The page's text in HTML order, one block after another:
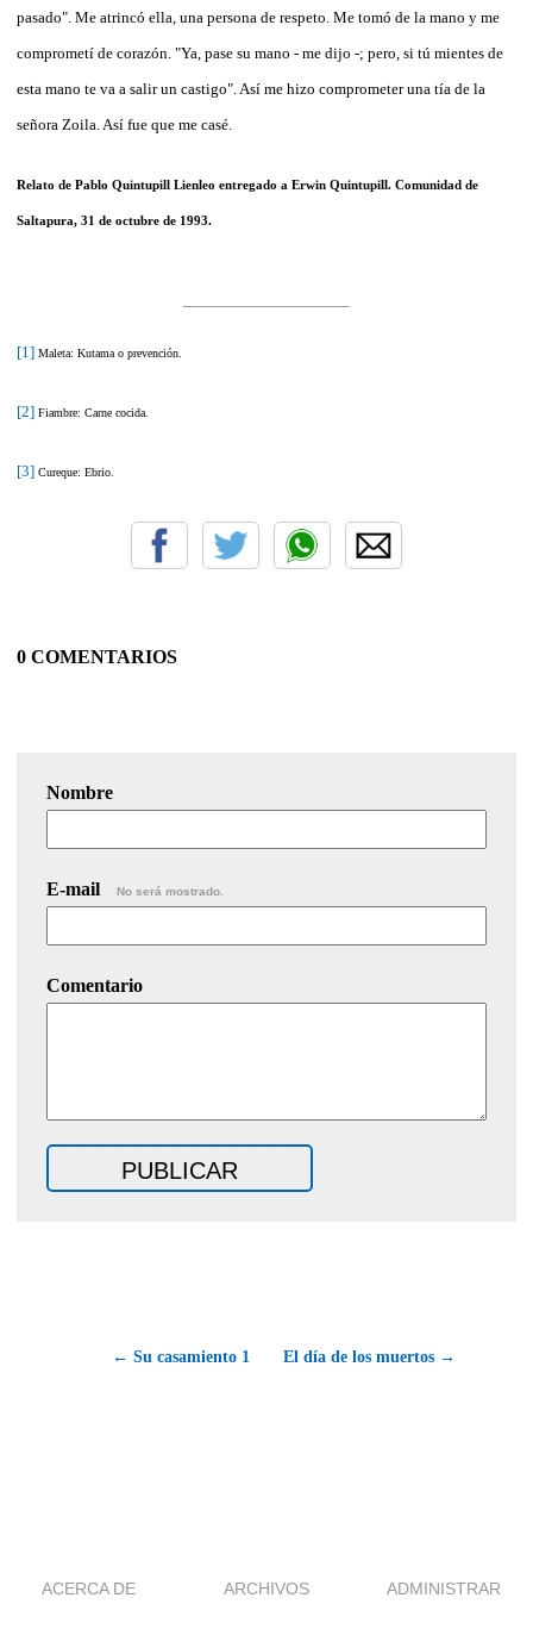
pasado". Me atrincó ella, una persona de respeto. Me tomó de la mano y me
comprometí de corazón. "Ya, pase su mano - me dijo -; pero, si tú mientes de
esta mano te va a salir un castigo". Así me hizo comprometer una tía de la
señora Zoila. Así fue que me casé.
Relato de Pablo Quintupill Lienleo entregado a Erwin Quintupill. Comunidad de
Saltapura, 31 de octubre de 1993.
[1] Maleta: Kutama o prevención.
[2] Fiambre: Carne cocida.
[3] Cureque: Ebrio.
0 COMENTARIOS
Nombre
E-mail No será mostrado.
Comentario
← Su casamiento 1 El día de los muertos →
ACERCA DE ARCHIVOS ADMINISTRAR